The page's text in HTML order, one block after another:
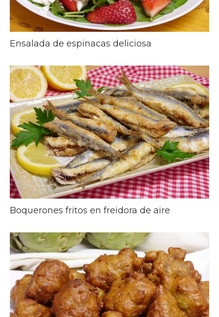
Ensalada de espinacas deliciosa
Boquerones fritos en freidora de aire